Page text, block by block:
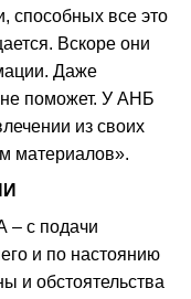
способных все это
Вскоре они
Даже
не поможет. У АНБ
из своих
материалов».
– с подачи
и по настоянию
и обстоятельства